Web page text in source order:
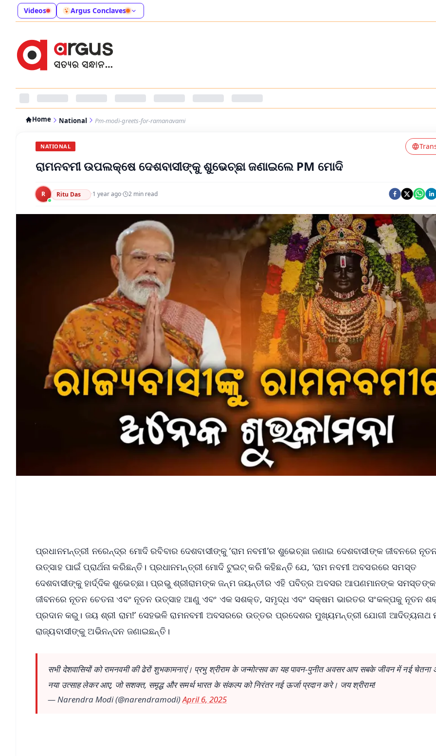
Videos Argus Conclaves
Home National Pm-modi-greets-for-ramanavami
NATIONAL
ରାମନବମୀ ଉପଲକ୍ଷେ ଦେଶବାସୀଙ୍କୁ ଶୁଭେଚ୍ଛା ଜଣାଇଲେ PM ମୋଦି
R Ritu Das ·1 year ago· 2 min read
ପ୍ରଧାନମନ୍ତ୍ରୀ ନରେନ୍ଦ୍ର ମୋଦି ରବିବାର ଦେଶବାସୀଙ୍କୁ ‘ରାମ ନବମୀ’ର ଶୁଭେଚ୍ଛା ଜଣାଇ ଦେଶବାସୀଙ୍କ ଜୀବନରେ
ଉତ୍ସାହ ପାଇଁ ପ୍ରାର୍ଥନା କରିଛନ୍ତି। ପ୍ରଧାନମନ୍ତ୍ରୀ ମୋଦି ଟୁଇଟ୍‌ କରି କହିଛନ୍ତି ଯେ, ‘ରାମ ନବମୀ ଅବସରରେ ସମସ୍ତ
ଦେଶବାସୀଙ୍କୁ ହାର୍ଦ୍ଦିକ ଶୁଭେଚ୍ଛା। ପ୍ରଭୁ ଶ୍ରୀରାମଙ୍କ ଜନ୍ମ ଜୟନ୍ତୀର ଏହି ପବିତ୍ର ଅବସର ଆପଣମାନଙ୍କ ସମସ୍ତଙ୍କ
ଜୀବନରେ ନୂତନ ଚେତନା ଏବଂ ନୂତନ ଉତ୍ସାହ ଆଣୁ ଏବଂ ଏକ ସଶକ୍ତ, ସମୃଦ୍ଧ ଏବଂ ସକ୍ଷମ ଭାରତର ସଂକଳ୍ପକୁ ନୂତନ
ପ୍ରଦାନ କରୁ। ଜୟ ଶ୍ରୀ ରାମ!’ ସେହଭଳି ରାମନବମୀ ଅବସରରେ ଉତ୍ତର ପ୍ରଦେଶର ମୁଖ୍ୟମନ୍ତ୍ରୀ ଯୋଗୀ ଆଦିତ୍ୟନାଥ
ରାଜ୍ୟବାସୀଙ୍କୁ ଅଭିନନ୍ଦନ ଜଣାଇଛନ୍ତି।
सभी देशवासियों को रामनवमी की ढेरों शुभकामनाएं। प्रभु श्रीराम के जन्मोत्सव का यह पावन-पुनीत अवसर आप सबके जीवन में नई चेतना
नया उत्साह लेकर आए, जो सशक्त, समृद्ध और समर्थ भारत के संकल्प को निरंतर नई ऊर्जा प्रदान करे। जय श्रीराम!
— Narendra Modi (@narendramodi)April 6, 2025